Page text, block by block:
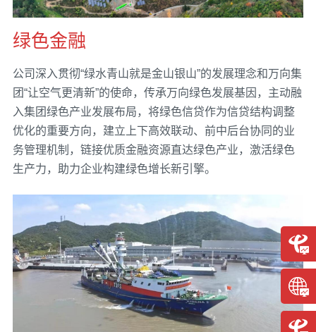
绿色金融
公司深入贯彻“绿水青山就是金山银山”的发展理念和万向集
团“让空气更清新”的使命，传承万向绿色发展基因，主动融
入集团绿色产业发展布局，将绿色信贷作为信贷结构调整
优化的重要方向，建立上下高效联动、前中后台协同的业
务管理机制，链接优质金融资源直达绿色产业，激活绿色
生产力，助力企业构建绿色增长新引擎。